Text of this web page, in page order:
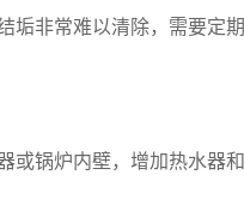
垢非常难以清除，需要定期
或锅炉内壁，增加热水器